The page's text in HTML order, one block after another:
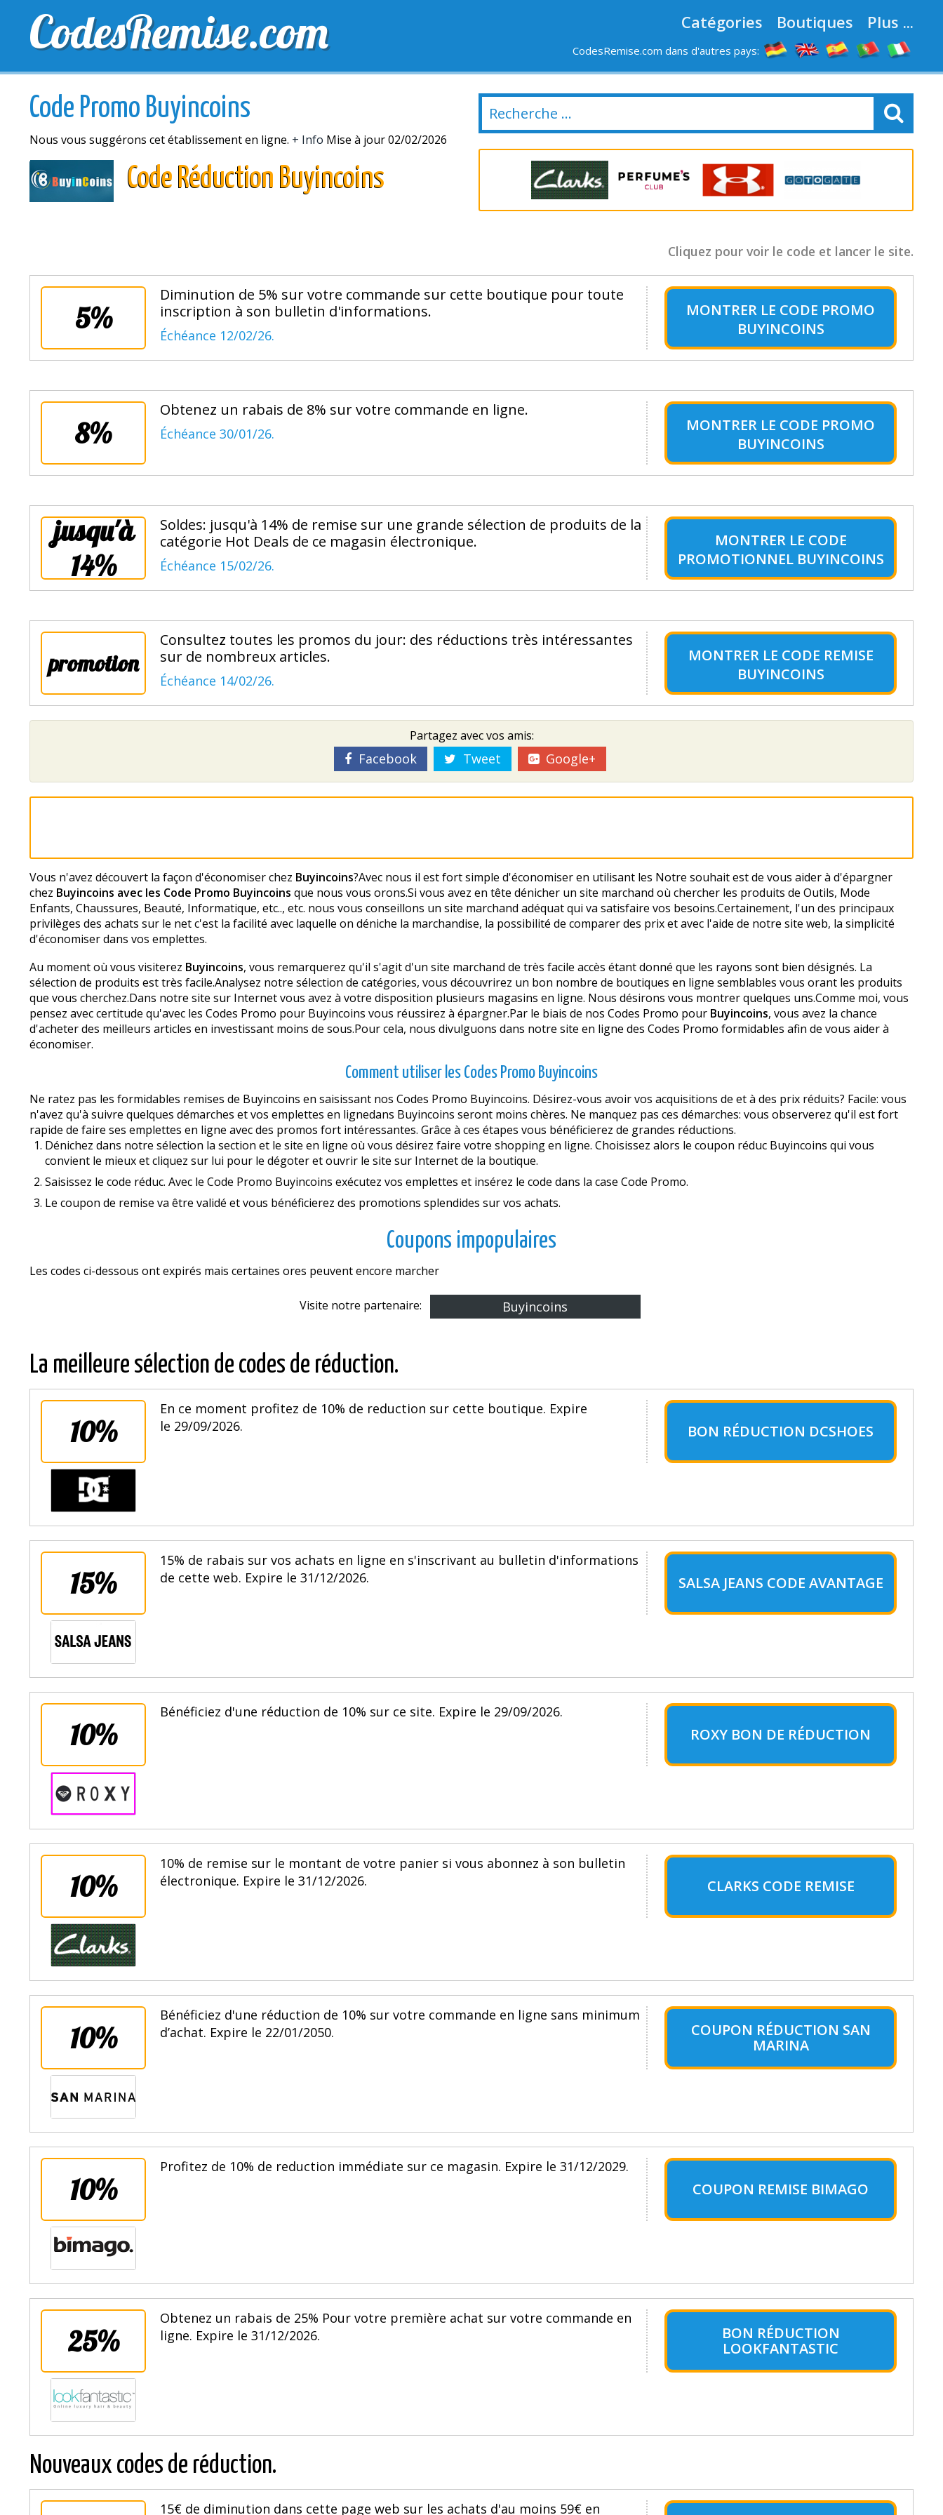
CodesRemise.com Catégories Boutiques Plus ...
CodesRemise.com dans d'autres pays:
MEILLEURS CODES PROMO DERNIERS JOURS NOUVELLES MAGASINS
Code Promo Buyincoins
Nous vous suggérons cet établissement en ligne. + Info Mise à jour 02/02/2026
Code Réduction Buyincoins
Cliquez pour voir le code et lancer le site.
5%
Diminution de 5% sur votre commande sur cette boutique pour toute
inscription à son bulletin d'informations.
Échéance 12/02/26.
MONTRER LE CODE PROMO
BUYINCOINS
8%
Obtenez un rabais de 8% sur votre commande en ligne.
Échéance 30/01/26. MONTRER LE CODE PROMO
BUYINCOINS
jusqu'à
14%
Soldes: jusqu'à 14% de remise sur une grande sélection de produits de la
catégorie Hot Deals de ce magasin électronique.
Échéance 15/02/26.
MONTRER LE CODE
PROMOTIONNEL BUYINCOINS
promotion
Consultez toutes les promos du jour: des réductions très intéressantes
sur de nombreux articles.
Échéance 14/02/26.
MONTRER LE CODE REMISE
BUYINCOINS
Partagez avec vos amis:
Facebook Tweet Google+
Vous n'avez découvert la façon d'économiser chez Buyincoins?Avec nous il est fort simple d'économiser en utilisant les Notre souhait est de vous aider à d'épargner
chez Buyincoins avec les Code Promo Buyincoins que nous vous offrons.Si vous avez en tête dénicher un site marchand où chercher les produits de Outils, Mode
Enfants, Chaussures, Beauté, Informatique, etc.., etc. nous vous conseillons un site marchand adéquat qui va satisfaire vos besoins.Certainement, l'un des principaux
privilèges des achats sur le net c'est la facilité avec laquelle on déniche la marchandise, la possibilité de comparer des prix et avec l'aide de notre site web, la simplicité
d'économiser dans vos emplettes.
Au moment où vous visiterez Buyincoins, vous remarquerez qu'il s'agit d'un site marchand de très facile accès étant donné que les rayons sont bien désignés. La
sélection de produits est très facile.Analysez notre sélection de catégories, vous découvrirez un bon nombre de boutiques en ligne semblables vous offrant les produits
que vous cherchez.Dans notre site sur Internet vous avez à votre disposition plusieurs magasins en ligne. Nous désirons vous montrer quelques uns.Comme moi, vous
pensez avec certitude qu'avec les Codes Promo pour Buyincoins vous réussirez à épargner.Par le biais de nos Codes Promo pour Buyincoins, vous avez la chance
d'acheter des meilleurs articles en investissant moins de sous.Pour cela, nous divulguons dans notre site en ligne des Codes Promo formidables afin de vous aider à
économiser.
Comment utiliser les Codes Promo Buyincoins
Ne ratez pas les formidables remises de Buyincoins en saisissant nos Codes Promo Buyincoins. Désirez-vous avoir vos acquisitions de et à des prix réduits? Facile: vous
n'avez qu'à suivre quelques démarches et vos emplettes en lignedans Buyincoins seront moins chères. Ne manquez pas ces démarches: vous observerez qu'il est fort
rapide de faire ses emplettes en ligne avec des promos fort intéressantes. Grâce à ces étapes vous bénéficierez de grandes réductions.
Dénichez dans notre sélection la section et le site en ligne où vous désirez faire votre shopping en ligne. Choisissez alors le coupon réduc Buyincoins qui vous
convient le mieux et cliquez sur lui pour le dégoter et ouvrir le site sur Internet de la boutique.
Saisissez le code réduc. Avec le Code Promo Buyincoins exécutez vos emplettes et insérez le code dans la case Code Promo.
Le coupon de remise va être validé et vous bénéficierez des promotions splendides sur vos achats.
Coupons impopulaires
Les codes ci-dessous ont expirés mais certaines offres peuvent encore marcher
Visite notre partenaire: Buyincoins
La meilleure sélection de codes de réduction.
10%
En ce moment profitez de 10% de reduction sur cette boutique. Expire
le 29/09/2026.
BON RÉDUCTION DCSHOES
15%
15% de rabais sur vos achats en ligne en s'inscrivant au bulletin d'informations
de cette web. Expire le 31/12/2026.
SALSA JEANS CODE AVANTAGE
10%
Bénéficiez d'une réduction de 10% sur ce site. Expire le 29/09/2026.
ROXY BON DE RÉDUCTION
10%
10% de remise sur le montant de votre panier si vous abonnez à son bulletin
électronique. Expire le 31/12/2026.
CLARKS CODE REMISE
10%
Bénéficiez d'une réduction de 10% sur votre commande en ligne sans minimum
d’achat. Expire le 22/01/2050.
COUPON RÉDUCTION SAN
MARINA
10%
Profitez de 10% de reduction immédiate sur ce magasin. Expire le 31/12/2029.
COUPON REMISE BIMAGO
25%
Obtenez un rabais de 25% Pour votre première achat sur votre commande en
ligne. Expire le 31/12/2026.
BON RÉDUCTION
LOOKFANTASTIC
Nouveaux codes de réduction.
15€ de diminution dans cette page web sur les achats d'au moins 59€ en